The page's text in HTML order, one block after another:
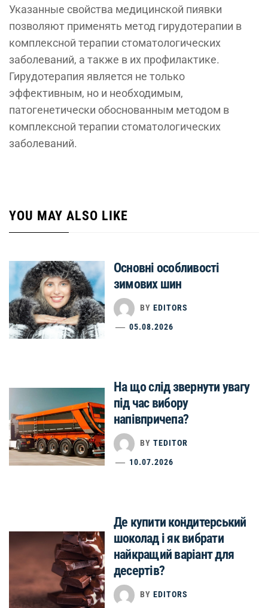
Указанные свойства медицинской пиявки
позволяют применять метод гирудотерапии в
комплексной терапии стоматологических
заболеваний, а также в их профилактике.
Гирудотерапия является не только
эффективным, но и необходимым,
патогенетически обоснованным методом в
комплексной терапии стоматологических
заболеваний.
YOU MAY ALSO LIKE
Основні особливості
зимових шин
BY EDITORS
05.08.2026
На що слід звернути увагу
під час вибору
напівпричепа?
BY TEDITOR
10.07.2026
Де купити кондитерський
шоколад і як вибрати
найкращий варіант для
десертів?
BY EDITORS